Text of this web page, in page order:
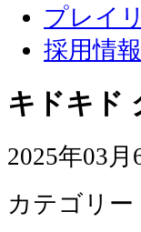
プレイ
採用情報
キドキド
2025年03月
カテゴリー